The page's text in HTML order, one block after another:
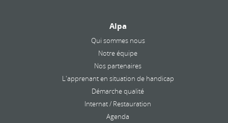
Alpa
Qui sommes nous
Notre équipe
Nos partenaires
L'apprenant en situation de handicap
Démarche qualité
Internat / Restauration
Agenda